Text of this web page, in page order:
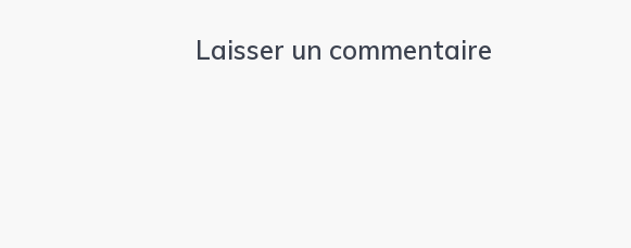
Laisser un commentaire